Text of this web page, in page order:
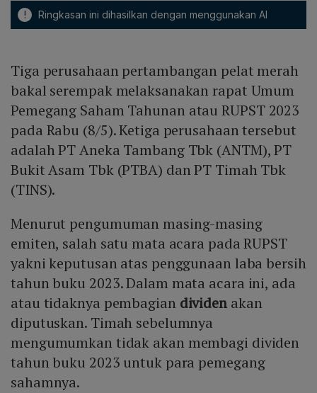
! Ringkasan ini dihasilkan dengan menggunakan AI
Tiga perusahaan pertambangan pelat merah
bakal serempak melaksanakan rapat Umum
Pemegang Saham Tahunan atau RUPST 2023
pada Rabu (8/5). Ketiga perusahaan tersebut
adalah PT Aneka Tambang Tbk (ANTM), PT
Bukit Asam Tbk (PTBA) dan PT Timah Tbk
(TINS).
Menurut pengumuman masing-masing
emiten, salah satu mata acara pada RUPST
yakni keputusan atas penggunaan laba bersih
tahun buku 2023. Dalam mata acara ini, ada
atau tidaknya pembagian dividenakan
diputuskan. Timah sebelumnya
mengumumkan tidak akan membagi dividen
tahun buku 2023 untuk para pemegang
sahamnya.